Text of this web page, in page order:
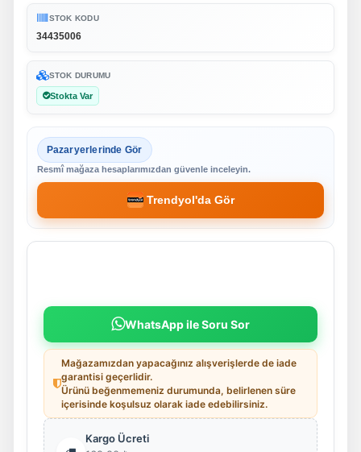
STOK KODU
34435006
STOK DURUMU
Stokta Var
Pazaryerlerinde Gör
Resmî mağaza hesaplarımızdan güvenle inceleyin.
Trendyol'da Gör
WhatsApp ile Soru Sor
Mağazamızdan yapacağınız alışverişlerde de iade
garantisi geçerlidir.
Ürünü beğenmemeniz durumunda, belirlenen süre
içerisinde koşulsuz olarak iade edebilirsiniz.
Kargo Ücreti